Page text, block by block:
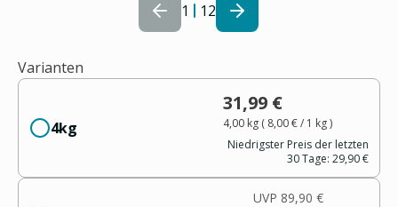
1 12
Varianten
4kg
31,99 €
4,00 kg( 8,00 €/ 1 kg)
Niedrigster Preis der letzten
30 Tage: 29,90 €
UVP 89,90 €